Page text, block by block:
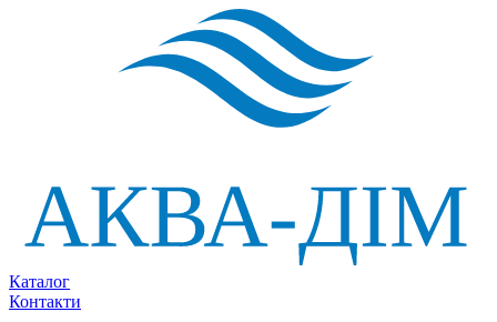
Каталог
Контакти